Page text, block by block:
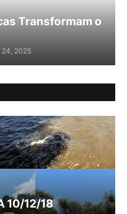
Transformam o
24, 2025
10/12/18